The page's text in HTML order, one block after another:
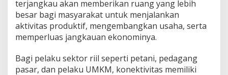
terjangkau akan memberikan ruang yang lebih
besar bagi masyarakat untuk menjalankan
aktivitas produktif, mengembangkan usaha, serta
memperluas jangkauan ekonominya.
Bagi pelaku sektor riil seperti petani, pedagang
pasar, dan pelaku UMKM, konektivitas memiliki